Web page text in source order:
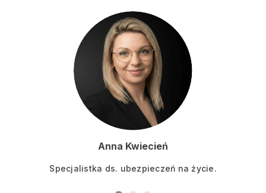
Anna Kwiecień
Specjalistka ds. ubezpieczeń na życie.